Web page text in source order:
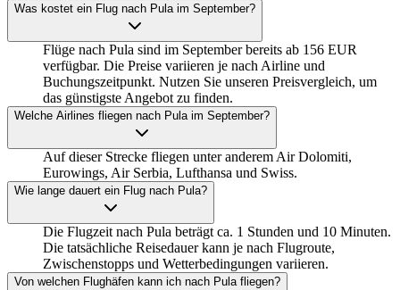
Was kostet ein Flug nach Pula im September?
Flüge nach Pula sind im September bereits ab 156 EUR
verfügbar. Die Preise variieren je nach Airline und
Buchungszeitpunkt. Nutzen Sie unseren Preisvergleich, um
das günstigste Angebot zu finden.
Welche Airlines fliegen nach Pula im September?
Auf dieser Strecke fliegen unter anderem Air Dolomiti,
Eurowings, Air Serbia, Lufthansa und Swiss.
Wie lange dauert ein Flug nach Pula?
Die Flugzeit nach Pula beträgt ca. 1 Stunden und 10 Minuten.
Die tatsächliche Reisedauer kann je nach Flugroute,
Zwischenstopps und Wetterbedingungen variieren.
Von welchen Flughäfen kann ich nach Pula fliegen?